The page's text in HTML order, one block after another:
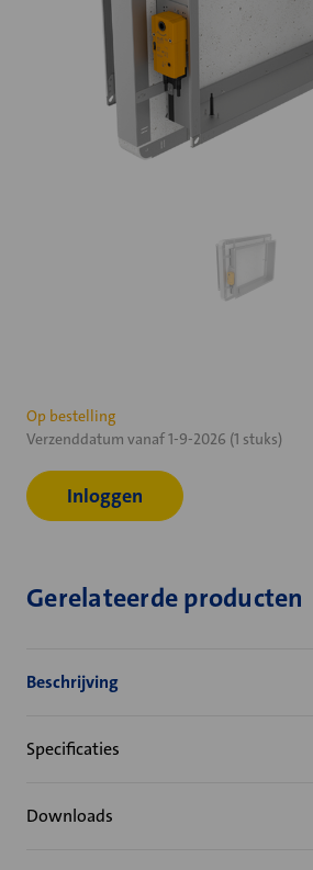
Huidige
voorraad:
Op bestelling
Verzenddatum vanaf 1-9-2026 (1 stuks)
Inloggen
Gerelateerde producten
Beschrijving
Specificaties
Downloads